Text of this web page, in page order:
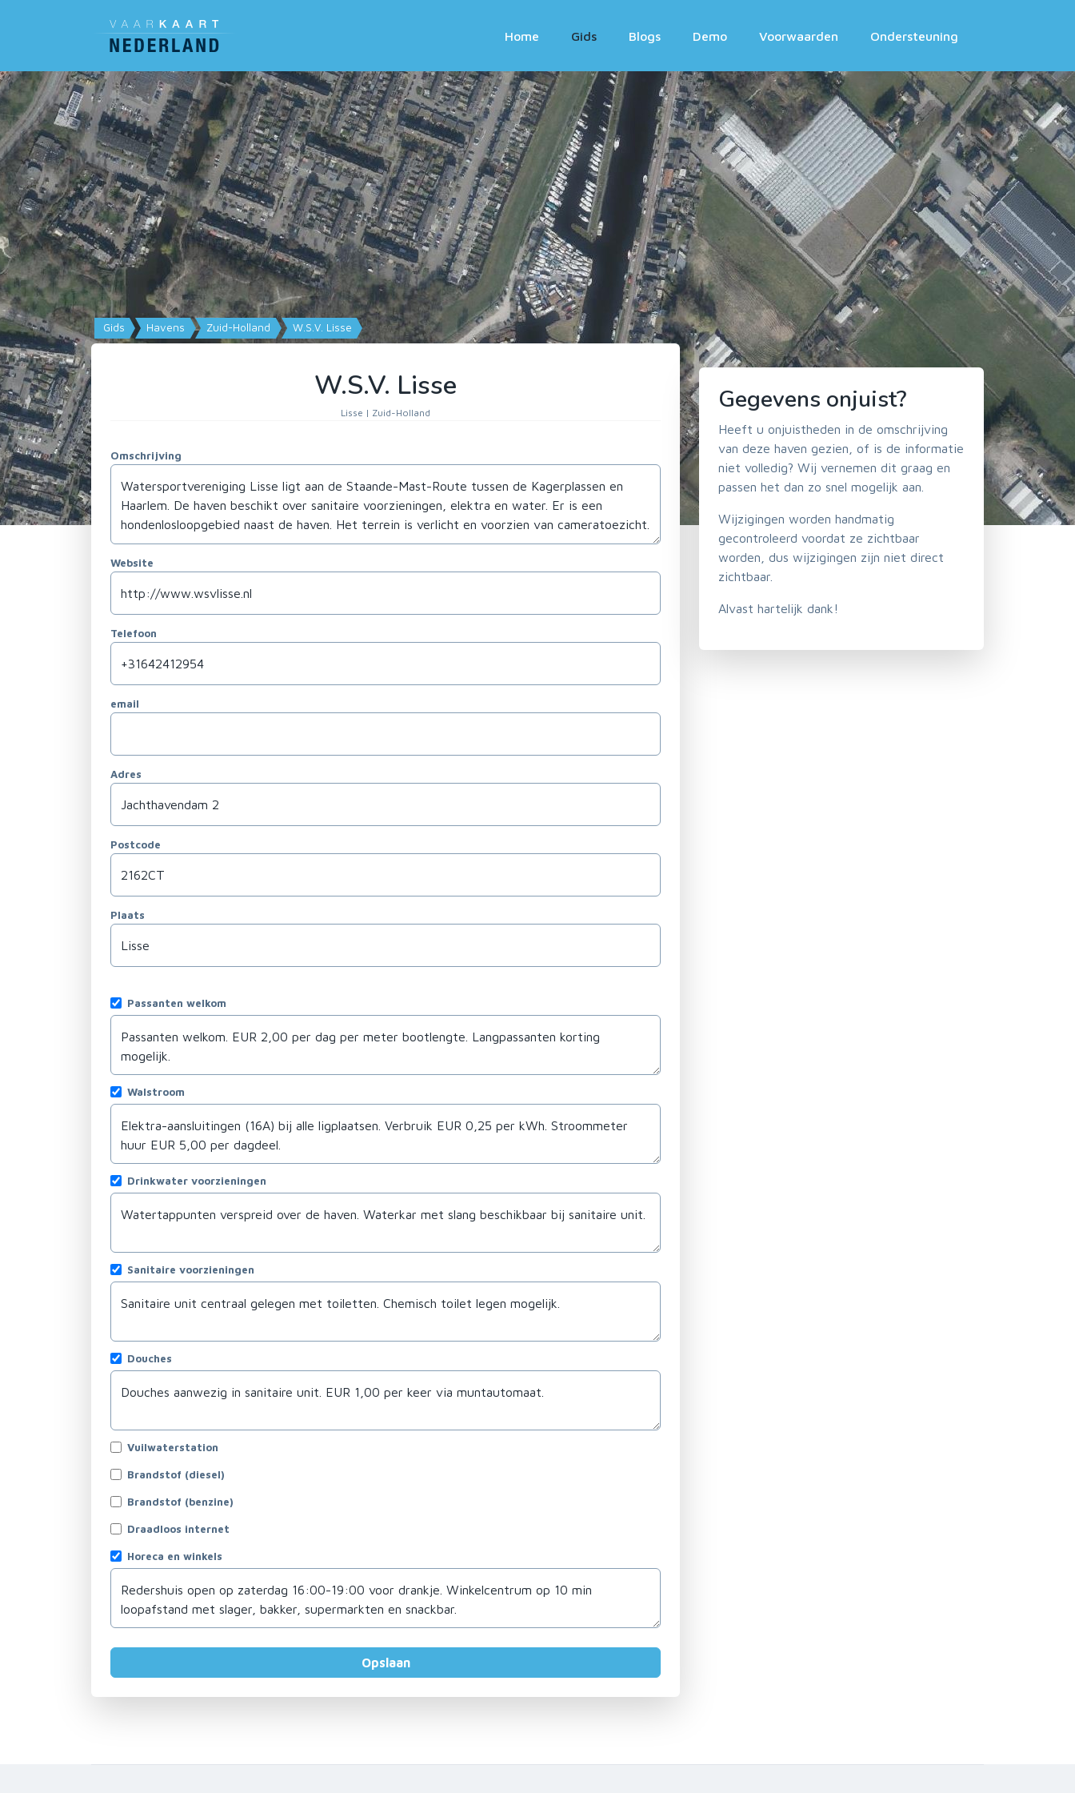
Home Gids Blogs Demo Voorwaarden Ondersteuning
Gids Havens Zuid-Holland W.S.V. Lisse
W.S.V. Lisse
Lisse | Zuid-Holland
Omschrijving
Website
Telefoon
email
Adres
Postcode
Plaats
Passanten welkom
Walstroom
Drinkwater voorzieningen
Sanitaire voorzieningen
Douches
Vuilwaterstation
Brandstof (diesel)
Brandstof (benzine)
Draadloos internet
Horeca en winkels
Gegevens onjuist?
Heeft u onjuistheden in de omschrijving
van deze haven gezien, of is de informatie
niet volledig? Wij vernemen dit graag en
passen het dan zo snel mogelijk aan.
Wijzigingen worden handmatig
gecontroleerd voordat ze zichtbaar
worden, dus wijzigingen zijn niet direct
zichtbaar.
Alvast hartelijk dank!